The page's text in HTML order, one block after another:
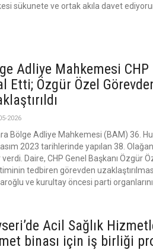
sükunete ve ortak akıla davet
Adliye Mahkemesi CHP
Etti; Özgür Özel
2026
Bölge Adliye Mahkemesi (BAM) 36.
2023 tarihlerinde yapılan 38.
verdi. Daire, CHP Genel Başkanı Özgür
tedbiren görevden
ve kurultay öncesi parti
Acil Sağlık
binası için iş birliği